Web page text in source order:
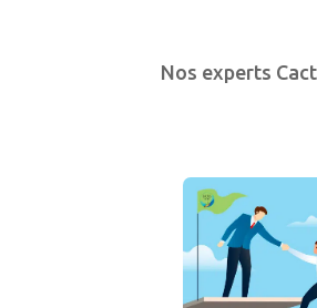
Nos experts